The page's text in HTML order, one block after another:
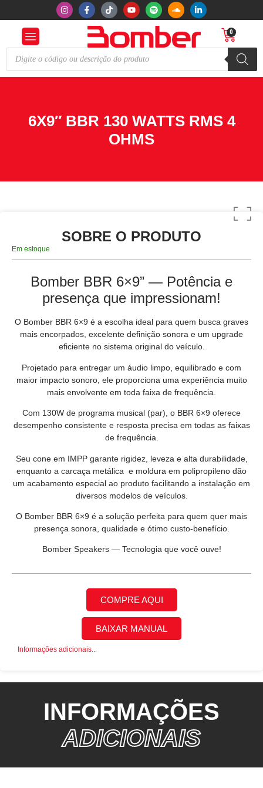
0
6X9″ BBR 130 WATTS RMS 4
OHMS
SOBRE O PRODUTO
Em estoque
Bomber BBR 6×9” — Potência e
presença que impressionam!
O Bomber BBR 6×9 é a escolha ideal para quem busca graves
mais encorpados, excelente definição sonora e um upgrade
eficiente no sistema original do veículo.
Projetado para entregar um áudio limpo, equilibrado e com
maior impacto sonoro, ele proporciona uma experiência muito
mais envolvente em toda faixa de frequência.
Com 130W de programa musical (par), o BBR 6×9 oferece
desempenho consistente e resposta precisa em todas as faixas
de frequência.
Seu cone em IMPP garante rigidez, leveza e alta durabilidade,
enquanto a carcaça metálica e moldura em polipropileno dão
um acabamento especial ao produto facilitando a instalação em
diversos modelos de veículos.
O Bomber BBR 6×9 é a solução perfeita para quem quer mais
presença sonora, qualidade e ótimo custo-benefício.
Bomber Speakers — Tecnologia que você ouve!
COMPRE AQUI
BAIXAR MANUAL
Informações adicionais...
INFORMAÇÕES
ADICIONAIS